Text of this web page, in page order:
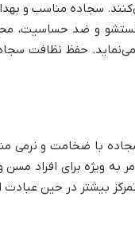
سجاده مناسب و
و ضد حساسیت،
حفظ نظافت
با ضخامت و نرمی
به ویژه برای افراد
تمرکز بیشتر در حین